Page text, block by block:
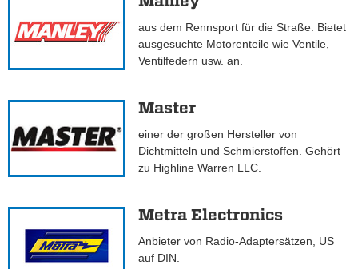
aus dem Rennsport für die Straße. Bietet
ausgesuchte Motorenteile wie Ventile,
Ventilfedern usw. an.
Master
einer der großen Hersteller von
Dichtmitteln und Schmierstoffen. Gehört
zu Highline Warren LLC.
Metra Electronics
Anbieter von Radio-Adaptersätzen, US
auf DIN.